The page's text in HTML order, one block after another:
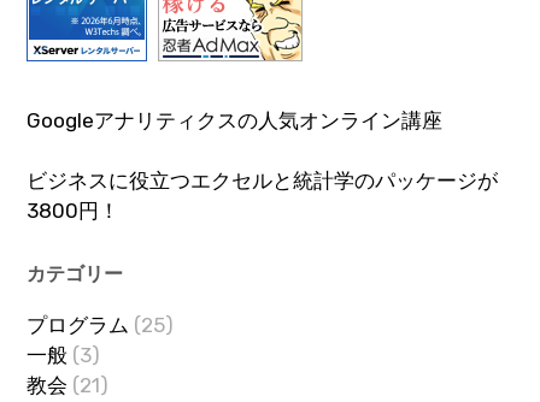
Googleアナリティクスの人気オンライン講座
ビジネスに役立つエクセルと統計学のパッケージが
3800円！
カテゴリー
プログラム (25)
一般 (3)
教会 (21)